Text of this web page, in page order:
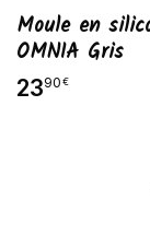
Moule en
OMNIA Gris
2390€